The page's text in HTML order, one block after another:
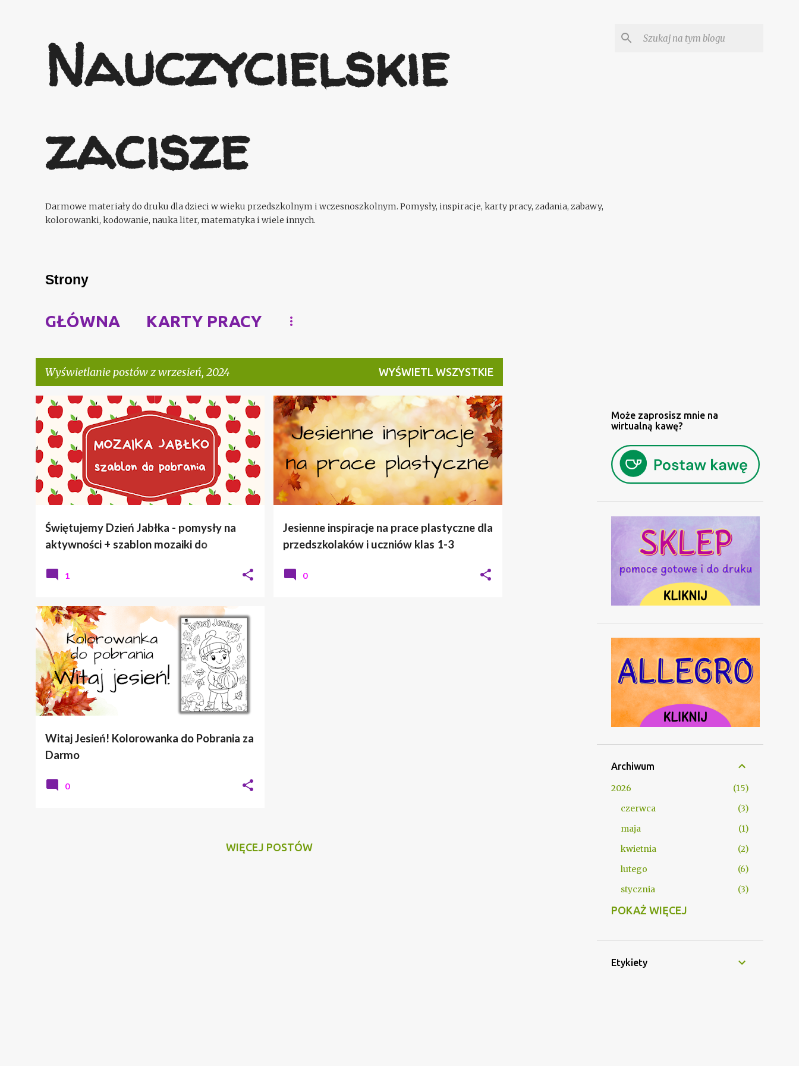
Nauczycielskie
zacisze
Darmowe materiały do druku dla dzieci w wieku przedszkolnym i wczesnoszkolnym. Pomysły, inspiracje, karty pracy, zadania, zabawy,
kolorowanki, kodowanie, nauka liter, matematyka i wiele innych.
Strony
GŁÓWNA KARTY PRACY
Wyświetlanie postów z wrzesień, 2024 WYŚWIETL WSZYSTKIE
P
o
s
t
Świętujemy Dzień Jabłka - pomysły na
aktywności + szablon mozaiki do
JABŁKO JESIEŃ PRACE PLASTYCZNE
1
Jesienne inspiracje na prace plastyczne dla
przedszkolaków i uczniów klas 1-3
JESIEŃ PRACE PLASTYCZNE
0
Witaj Jesień! Kolorowanka do Pobrania za
Darmo
JESIEŃ KOLOROWANKA
0
WIĘCEJ POSTÓW
Może zaprosisz mnie na
wirtualną kawę?
Archiwum
2026
15
czerwca
3
maja
1
kwietnia
2
lutego
6
stycznia
3
2025
października
POKAŻ WIĘCEJ
Etykiety